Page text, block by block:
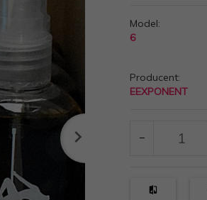
Model:
6
Producent:
EEXPONENT